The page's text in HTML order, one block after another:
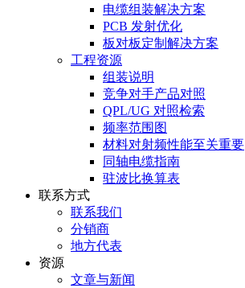
电缆组装解决方案
PCB 发射优化
板对板定制解决方案
工程资源
组装说明
竞争对手产品对照
QPL/UG 对照检索
频率范围图
材料对射频性能至关重要
同轴电缆指南
驻波比换算表
联系方式
联系我们
分销商
地方代表
资源
文章与新闻